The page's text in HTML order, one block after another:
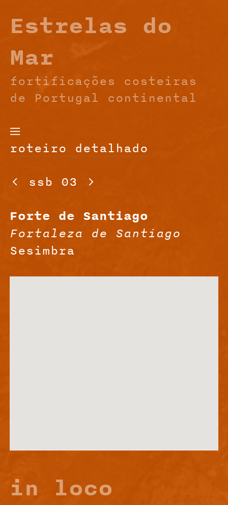
Estrelas do
Mar
fortificações costeiras
de Portugal continental

roteiro detalhado
 ssb 03 
Forte de Santiago
Fortaleza de Santiago
Sesimbra
in loco